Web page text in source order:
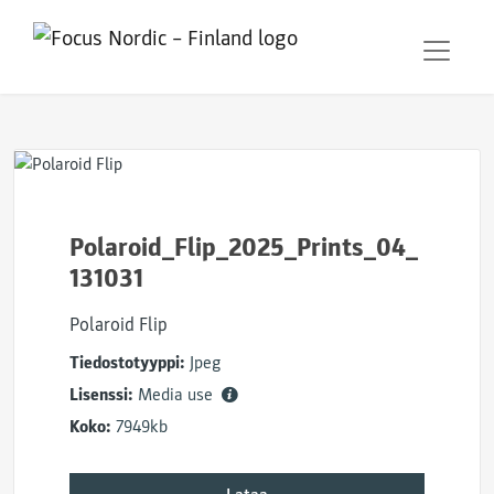
Polaroid_Flip_2025_Prints_04_
131031
Polaroid Flip
Tiedostotyyppi: Jpeg
Lisenssi: Media use
Koko: 7949kb